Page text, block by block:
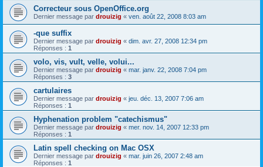
Correcteur sous OpenOffice.org
Dernier message par drouizig « ven. août 22, 2008 8:03 am
-que suffix
Dernier message par drouizig « dim. avr. 27, 2008 12:34 pm
Réponses : 1
volo, vis, vult, velle, volui...
Dernier message par drouizig « mar. janv. 22, 2008 7:04 pm
Réponses : 3
cartulaires
Dernier message par drouizig « jeu. déc. 13, 2007 7:06 am
Réponses : 1
Hyphenation problem "catechismus"
Dernier message par drouizig « mer. nov. 14, 2007 12:33 pm
Réponses : 1
Latin spell checking on Mac OSX
Dernier message par drouizig « mar. juin 26, 2007 2:48 am
Réponses : 1